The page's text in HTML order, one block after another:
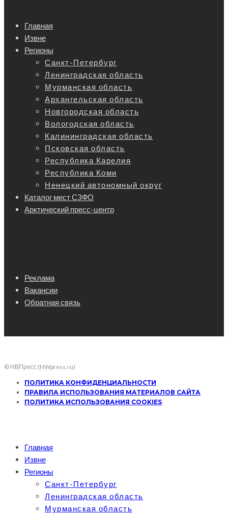
Главная
Извне
Регионы
Санкт-Петербург
Ленинградская область
Мурманская область
Архангельская область
Новгородская область
Вологодская область
Калининградская область
Псковская область
Республика Карелия
Республика Коми
Ненецкий автономный округ
Каталог мест СЗФО
Арктический пресс-центр
Реклама
Вакансии
Обратная связь
© НВПресс (NWpress.ru)
ПОЛИТИКА КОНФИДЕНЦИАЛЬНОСТИ
ПРАВИЛА ИСПОЛЬЗОВАНИЯ МАТЕРИАЛОВ САЙТА
ПОЛИТИКА ИСПОЛЬЗОВАНИЯ COOKIES
Главная
Извне
Регионы
Санкт-Петербург
Ленинградская область
Мурманская область